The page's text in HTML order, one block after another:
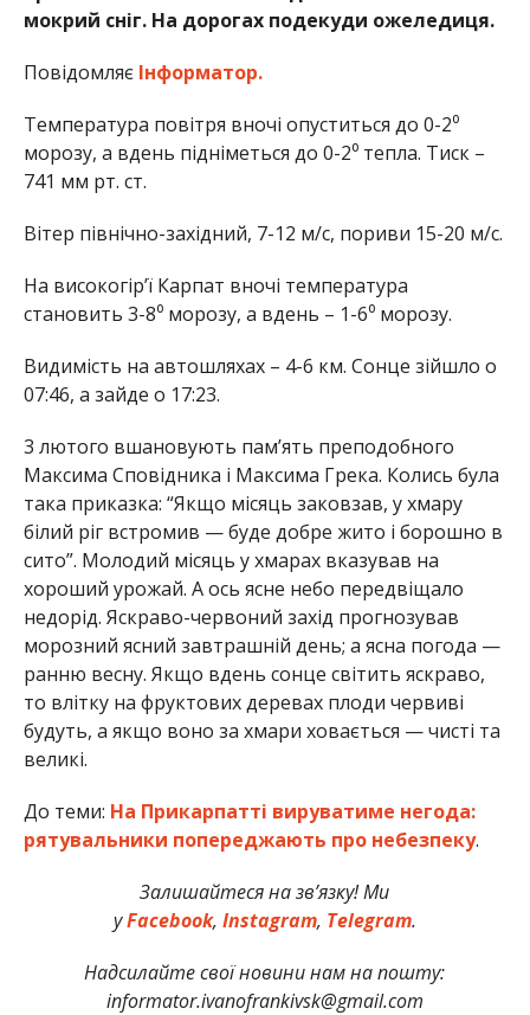
мокрий сніг. На дорогах подекуди ожеледиця.
Повідомляє Інформатор.
Температура повітря вночі опуститься до 0-2⁰
морозу, а вдень підніметься до 0-2⁰ тепла. Тиск –
741 мм рт. ст.
Вітер північно-західний, 7-12 м/с, пориви 15-20 м/с.
На високогір’ї Карпат вночі температура
становить 3-8⁰ морозу, а вдень – 1-6⁰ морозу.
Видимість на автошляхах – 4-6 км. Сонце зійшло о
07:46, а зайде о 17:23.
3 лютого вшановують пам’ять преподобного
Максима Сповідника і Максима Грека. Колись була
така приказка: “Якщо місяць заковзав, у хмару
білий ріг встромив — буде добре жито і борошно в
сито”. Молодий місяць у хмарах вказував на
хороший урожай. А ось ясне небо передвіщало
недорід. Яскраво-червоний захід прогнозував
морозний ясний завтрашній день; а ясна погода —
ранню весну. Якщо вдень сонце світить яскраво,
то влітку на фруктових деревах плоди червиві
будуть, а якщо воно за хмари ховається — чисті та
великі.
До теми: На Прикарпатті вируватиме негода:
рятувальники попереджають про небезпеку.
Залишайтеся на зв’язку! Ми
уFacebook, Instagram, Telegram.
Надсилайте свої новини нам на пошту:
informator.ivanofrankivsk@gmail.com